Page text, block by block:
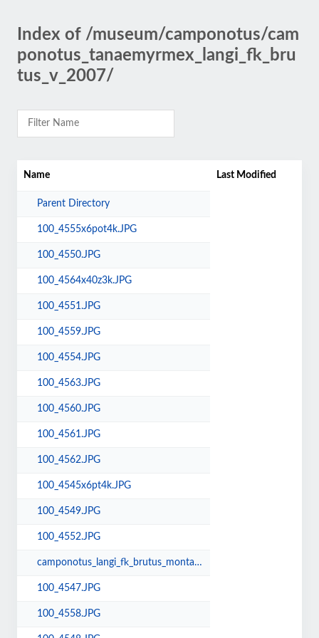
Index of /museum/camponotus/cam
ponotus_tanaemyrmex_langi_fk_bru
tus_v_2007/
Name Last Modified
Parent Directory
100_4555x6pot4k.JPG
100_4550.JPG
100_4564x40z3k.JPG
100_4551.JPG
100_4559.JPG
100_4554.JPG
100_4563.JPG
100_4560.JPG
100_4561.JPG
100_4562.JPG
100_4545x6pt4k.JPG
100_4549.JPG
100_4552.JPG
camponotus_langi_fk_brutus_montage.jpg
100_4547.JPG
100_4558.JPG